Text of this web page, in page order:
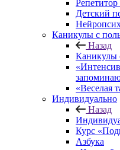
Детский
Каникулы с
Назад
Каникулы
«Веселая
Индивидуально
Назад
Курс
Азбука